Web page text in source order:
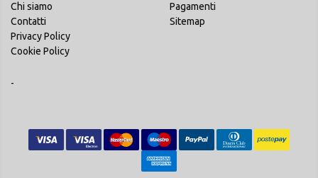
Chi siamo
Contatti
Privacy Policy
Cookie Policy
Pagamenti
Sitemap
-